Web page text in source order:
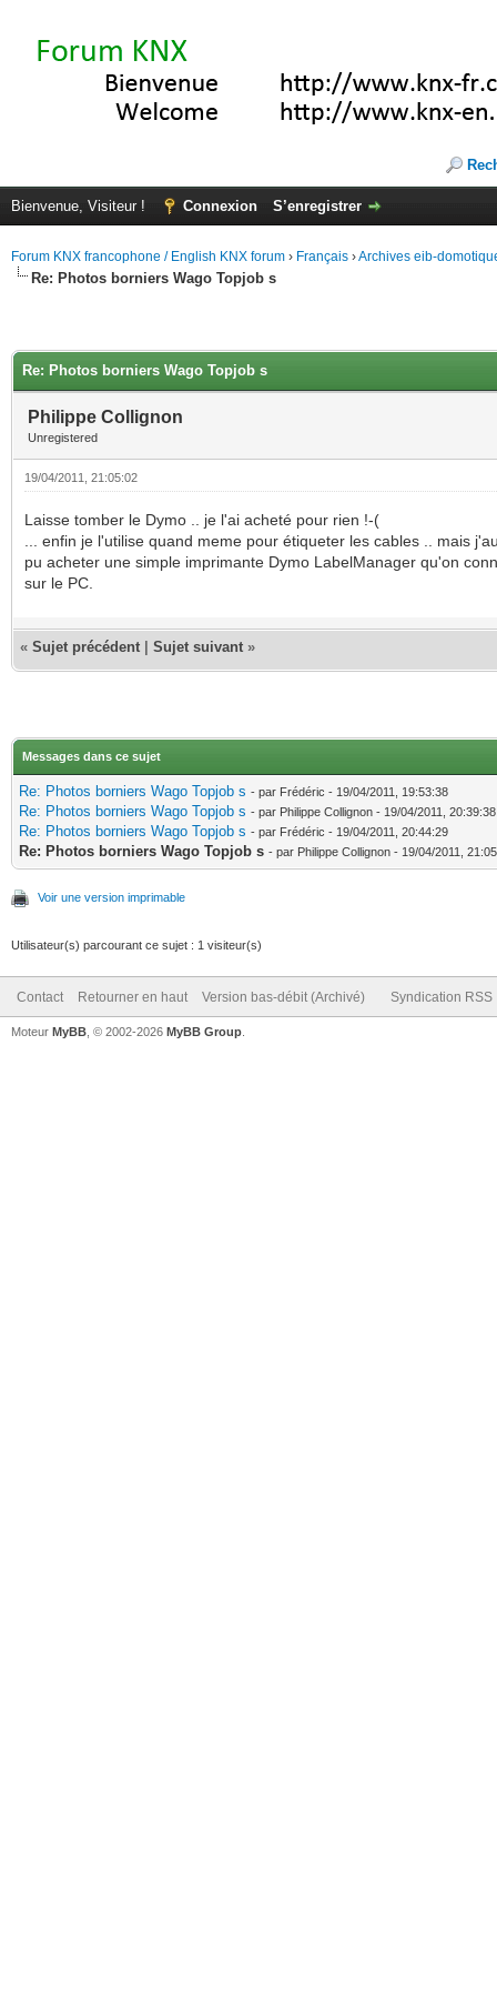
Bienvenue, Visiteur ! Connexion S’enregistrer
Forum KNX francophone / English KNX forum › Français ›Archives eib-
Re: Photos borniers Wago Topjob s
Re: Photos borniers Wago Topjob s
Philippe Collignon
Unregistered
19/04/2011, 21:05:02
Laisse tomber le Dymo .. je l'ai acheté pour rien !-(
... enfin je l'utilise quand meme pour étiqueter les cables .. mais
pu acheter une simple imprimante Dymo LabelManager qu'on
sur le PC.
« Sujet précédent Sujet suivant »
Messages dans ce sujet
Re: Photos borniers Wago Topjob s - par Frédéric - 19/04/2011, 19:53:38
Re: Photos borniers Wago Topjob s - par Philippe Collignon - 19/04/2011, 20:39:38
Re: Photos borniers Wago Topjob s - par Frédéric - 19/04/2011, 20:44:29
Re: Photos borniers Wago Topjob s - par Philippe Collignon - 19/04/2011,
Voir une version imprimable
Utilisateur(s) parcourant ce sujet : 1 visiteur(s)
Contact Retourner en haut Version bas-débit (Archivé) Syndication RSS
Moteur MyBB , © 2002-2026 MyBB Group